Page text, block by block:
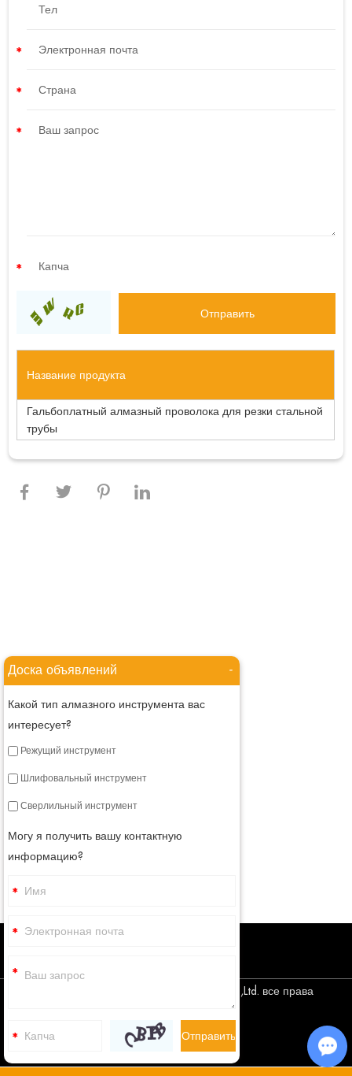
Название продукта
Гальбоплатный алмазный проволока для резки стальной
трубы
Авторское право © Corediam Tools Co.,Ltd. все права
Доска объявлений -
Какой тип алмазного инструмента вас
интересует?
Режущий инструмент
Шлифовальный инструмент
Сверлильный инструмент
Могу я получить вашу контактную
информацию?